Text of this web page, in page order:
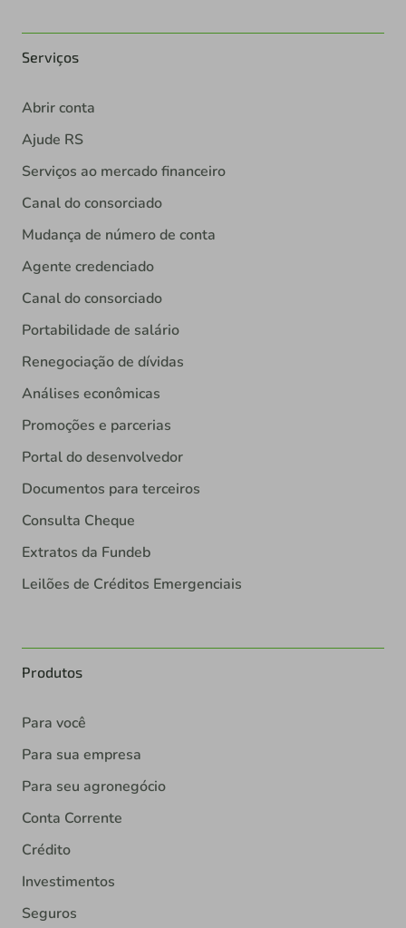
Serviços
Abrir conta
Ajude RS
Serviços ao mercado financeiro
Canal do consorciado
Mudança de número de conta
Agente credenciado
Canal do consorciado
Portabilidade de salário
Renegociação de dívidas
Análises econômicas
Promoções e parcerias
Portal do desenvolvedor
Documentos para terceiros
Consulta Cheque
Extratos da Fundeb
Leilões de Créditos Emergenciais
Produtos
Para você
Para sua empresa
Para seu agronegócio
Conta Corrente
Crédito
Investimentos
Seguros